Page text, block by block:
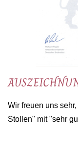
Wir freuen uns
Stollen" mit "sehr